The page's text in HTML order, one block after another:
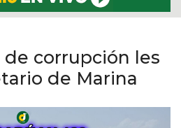
corrupción les
de Marina